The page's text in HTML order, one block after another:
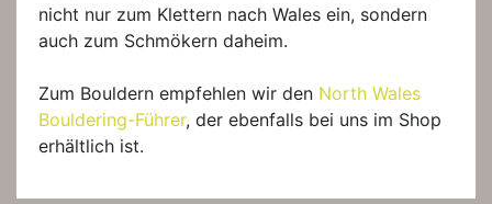
nicht nur zum Klettern nach Wales ein, sondern
auch zum Schmökern daheim.
Zum Bouldern empfehlen wir den North Wales
Bouldering-Führer, der ebenfalls bei uns im Shop
erhältlich ist.